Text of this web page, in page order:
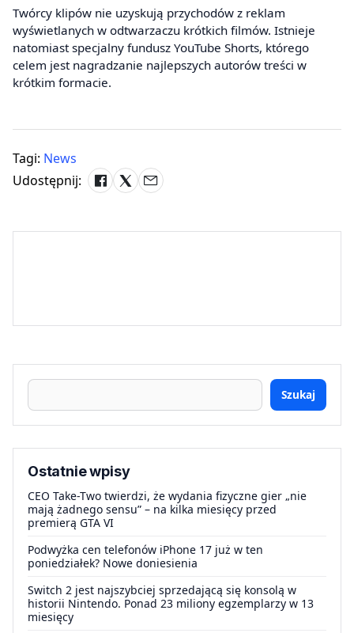
Twórcy klipów nie uzyskują przychodów z reklam
wyświetlanych w odtwarzaczu krótkich filmów. Istnieje
natomiast specjalny fundusz YouTube Shorts, którego
celem jest nagradzanie najlepszych autorów treści w
krótkim formacie.
Tagi: News
Udostępnij:
Szukaj
Ostatnie wpisy
CEO Take-Two twierdzi, że wydania fizyczne gier „nie
mają żadnego sensu” – na kilka miesięcy przed
premierą GTA VI
Podwyżka cen telefonów iPhone 17 już w ten
poniedziałek? Nowe doniesienia
Switch 2 jest najszybciej sprzedającą się konsolą w
historii Nintendo. Ponad 23 miliony egzemplarzy w 13
miesięcy